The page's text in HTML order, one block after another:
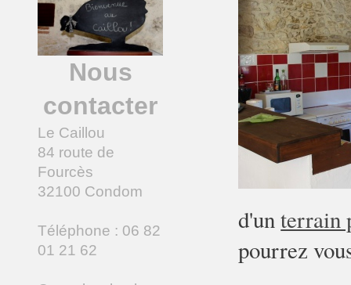
d'unterrain
pourrez
Nous
contacter
Le Caillou
84 route de
Fourcès
32100 Condom
Téléphone : 06 82
01 21 62